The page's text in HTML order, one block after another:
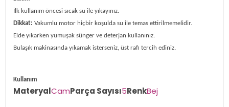
İlk kullanım öncesi sıcak su ile yıkayınız.
Dikkat: Vakumlu motor hiçbir koşulda su ile temas ettirilmemelidir.
Elde yıkarken yumuşak sünger ve deterjan kullanınız.
Bulaşık makinasında yıkamak isterseniz, üst rafı tercih ediniz.
Kullanım
MateryalCamParça Sayısı5RenkBej